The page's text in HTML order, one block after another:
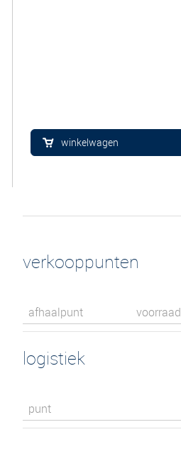
winkelwagen
verkooppunten
afhaalpunt voorraad
logistiek
punt